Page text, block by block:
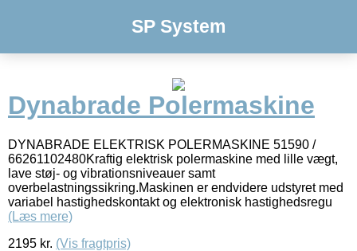
SP System
Dynabrade Polermaskine
DYNABRADE ELEKTRISK POLERMASKINE 51590 /
66261102480Kraftig elektrisk polermaskine med lille vægt,
lave støj- og vibrationsniveauer samt
overbelastningssikring.Maskinen er endvidere udstyret med
variabel hastighedskontakt og elektronisk hastighedsregu
(Læs mere)
2195 kr. (Vis fragtpris)